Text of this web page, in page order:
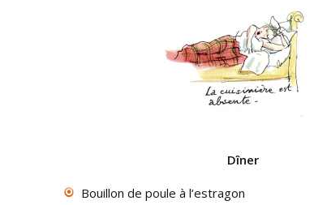
Dîner
Bouillon de poule à l’estragon